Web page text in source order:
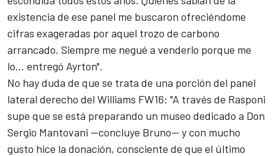
existencia de ese panel me buscaron ofreciéndome
cifras exageradas por aquel trozo de carbono
arrancado. Siempre me negué a venderlo porque me
lo… entregó Ayrton".
No hay duda de que se trata de una porción del panel
lateral derecho del Williams FW16: "A través de Rasponi
supe que se está preparando un museo dedicado a Don
Sergio Mantovani —concluye Bruno— y con mucho
gusto hice la donación, consciente de que el último